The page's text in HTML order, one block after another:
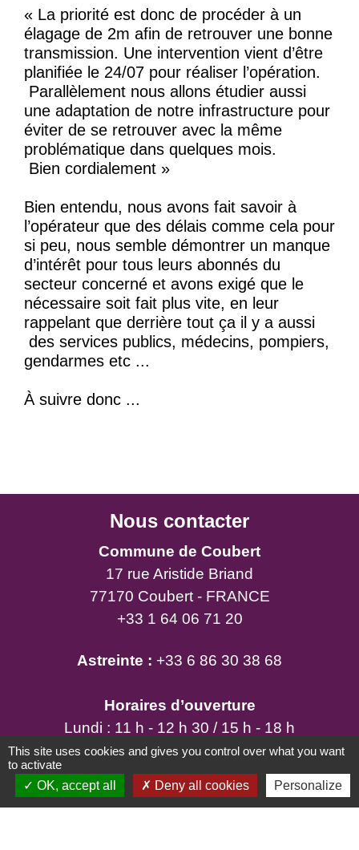
« La priorité est donc de procéder à un
élagage de 2m afin de retrouver une bonne
transmission. Une intervention vient d’être
planifiée le 24/07 pour réaliser l’opération.
Parallèlement nous allons étudier aussi
une adaptation de notre infrastructure pour
éviter de se retrouver avec la même
problématique dans quelques mois.
Bien cordialement »
Bien entendu, nous avons fait savoir à
l’opérateur que des délais comme cela pour
si peu, nous semble démontrer un manque
d’intérêt pour tous leurs abonnés du
secteur concerné et avons exigé que le
nécessaire soit fait plus vite, en leur
rappelant que derrière tout ça il y a aussi
des services publics, médecins, pompiers,
gendarmes etc ...
À suivre donc ...
Nous contacter
Commune de Coubert
17 rue Aristide Briand
77170 Coubert - FRANCE
+33 1 64 06 71 20
Astreinte : +33 6 86 30 38 68
Horaires d’ouverture
Lundi : 11 h - 12 h 30 / 15 h - 18 h
Mardi : 15 h - 18 h
Mercredi : 11 h - 12 h 30 / 15 h - 18 h
Jeudi : 15 h - 18 h
This site uses cookies and gives you control over what you want
to activate
OK, accept all
Deny all cookies Personalize